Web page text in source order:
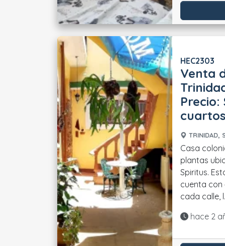
HEC2303
Venta
Precio:
TRINIDAD,
Casa
plantas
Spiritus.
cuenta con
cada calle,
hace 2